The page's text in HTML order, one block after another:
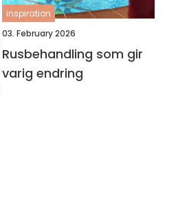
inspiration
03. February 2026
Rusbehandling som gir
varig endring